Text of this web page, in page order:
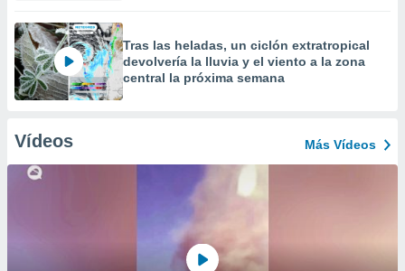
Tras las heladas, un ciclón extratropical
devolvería la lluvia y el viento a la zona
central la próxima semana
Vídeos Más Vídeos